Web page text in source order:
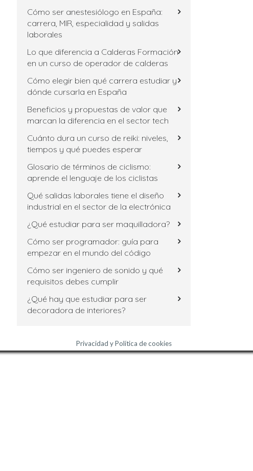
Cómo ser anestesiólogo en España:
carrera, MIR, especialidad y salidas
laborales
Lo que diferencia a Calderas Formación
en un curso de operador de calderas
Cómo elegir bien qué carrera estudiar y
dónde cursarla en España
Beneficios y propuestas de valor que
marcan la diferencia en el sector tech
Cuánto dura un curso de reiki: niveles,
tiempos y qué puedes esperar
Glosario de términos de ciclismo:
aprende el lenguaje de los ciclistas
Qué salidas laborales tiene el diseño
industrial en el sector de la electrónica
¿Qué estudiar para ser maquilladora?
Cómo ser programador: guía para
empezar en el mundo del código
Cómo ser ingeniero de sonido y qué
requisitos debes cumplir
¿Qué hay que estudiar para ser
decoradora de interiores?
Privacidad y Política de cookies